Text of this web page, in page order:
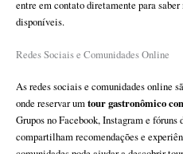
entre em contato diretamente para saber
disponíveis.
Redes Sociais e Comunidades Online
As redes sociais e comunidades online
onde reservar umtour gastronômico
Grupos no Facebook, Instagram e
compartilham recomendações e